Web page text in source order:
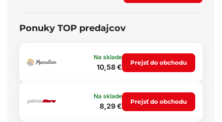
Ponuky TOP predajcov
Na sklade
10,58 €
Prejsť do obchodu
Na sklade
8,29 €
Prejsť do obchodu